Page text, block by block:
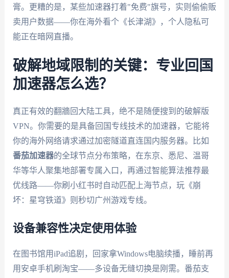
膏。更糟的是，某些加速器打着"免费"旗号，实则偷偷贩
卖用户数据——你在海外看个《长津湖》，个人隐私可
能正在暗网直播。
破解地域限制的关键：专业回国
加速器怎么选？
真正有效的翻牆回大陆工具，绝不是随便搜到的破解版
VPN。你需要的是具备回国专线技术的加速器，它能将
你的海外网络请求通过加密隧道直连国内服务器。比如
番茄加速器的全球节点分布策略，在东京、悉尼、温哥
华等华人聚集地部署专属入口，再通过智能算法推荐最
优线路——你刷小红书时自动匹配上海节点，玩《崩
坏：星穹铁道》则秒切广州游戏专线。
设备兼容性决定使用体验
在图书馆用iPad追剧，回家拿Windows电脑续播，睡前再
用安卓手机刷淘宝——多设备无缝切换是刚需。番茄支